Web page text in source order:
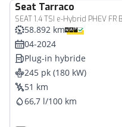
Seat Tarraco
58.892 km
04-2024
Plug-in hybride
245 pk (180 kW)
51 km
66,7 l/100 km